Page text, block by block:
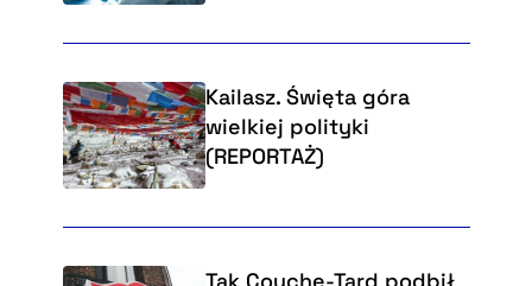
Kailasz. Święta góra
wielkiej polityki
(REPORTAŻ)